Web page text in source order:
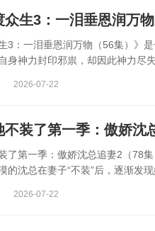
众生3：一泪垂恩润万
生3：一泪垂恩润万物（56集）》
身神力封印邪祟，却因此神力尽
2026-07-22
不装了第一季：傲娇
装了第一季：傲娇沈总追妻2（78
的沈总在妻子“不装”后，逐渐发
2026-07-22